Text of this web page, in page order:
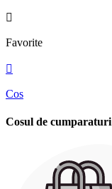

Favorite

Cos
Cosul de cumparaturi